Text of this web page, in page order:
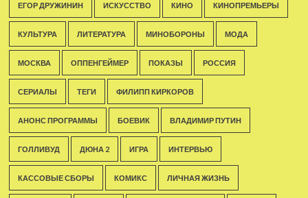
ЕГОР ДРУЖИНИН ИСКУССТВО КИНО КИНОПРЕМЬЕРЫ
КУЛЬТУРА ЛИТЕРАТУРА МИНОБОРОНЫ МОДА
МОСКВА ОППЕНГЕЙМЕР ПОКАЗЫ РОССИЯ
СЕРИАЛЫ ТЕГИ ФИЛИПП КИРКОРОВ
АНОНС ПРОГРАММЫ БОЕВИК ВЛАДИМИР ПУТИН
ГОЛЛИВУД ДЮНА 2 ИГРА ИНТЕРВЬЮ
КАССОВЫЕ СБОРЫ КОМИКС ЛИЧНАЯ ЖИЗНЬ